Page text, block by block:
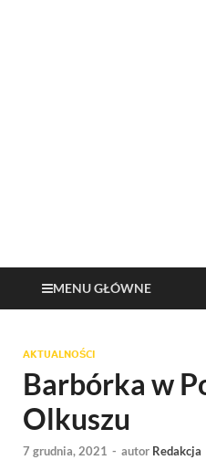
MENU GŁÓWNE
AKTUALNOŚCI
Barbórka w
Olkuszu
7 grudnia, 2021 - autor Redakcja